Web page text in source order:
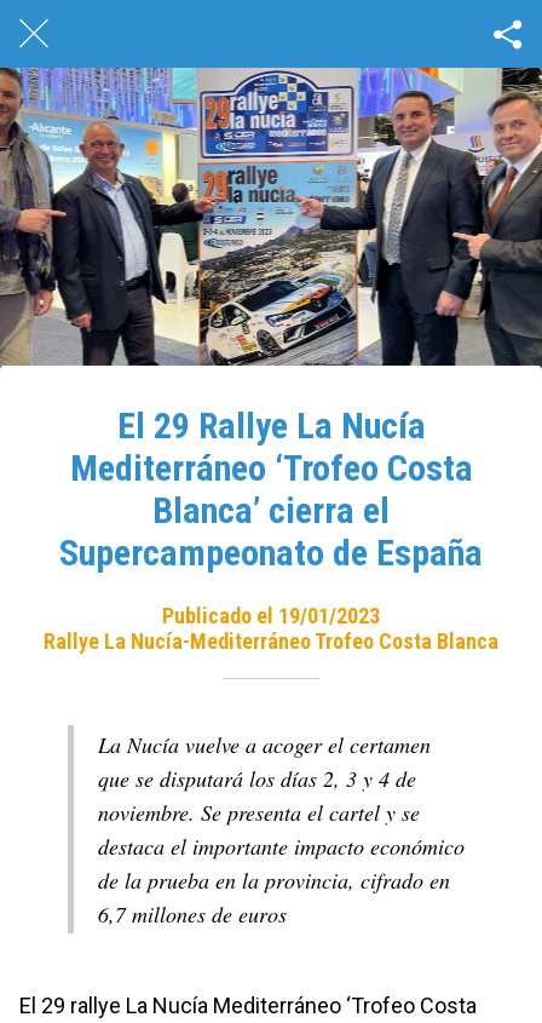
El 29 Rallye La Nucía
Mediterráneo ‘Trofeo Costa
Blanca’ cierra el
Supercampeonato de España
Publicado el 19/01/2023
Rallye La Nucía-Mediterráneo Trofeo Costa Blanca
La Nucía vuelve a acoger el certamen
que se disputará los días 2, 3 y 4 de
noviembre. Se presenta el cartel y se
destaca el importante impacto económico
de la prueba en la provincia, cifrado en
6,7 millones de euros
El 29 rallye La Nucía Mediterráneo ‘Trofeo Costa